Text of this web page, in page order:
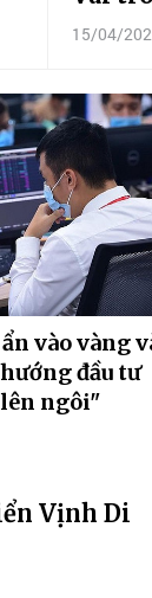
15/04/
vào vàng
đầu tư
ngôi"
Vịnh Di